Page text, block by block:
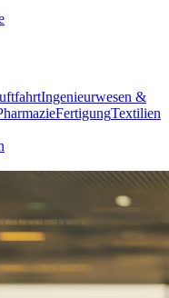
Ingenieurwesen &
FertigungTextilien